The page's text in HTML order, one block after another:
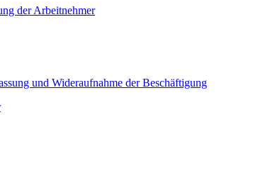
der Arbeitnehmer
und Wideraufnahme der Beschäftigung